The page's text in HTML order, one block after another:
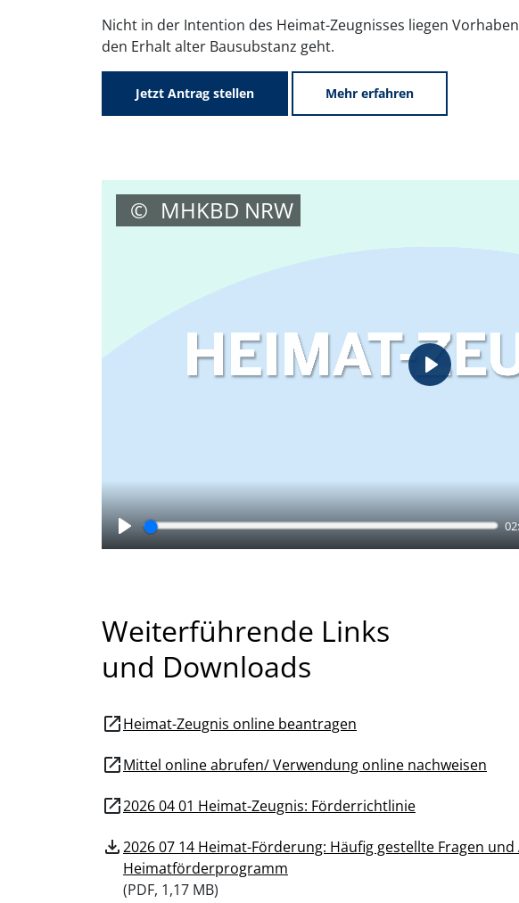
Nicht in der Intention des Heimat-Zeugnisses liegen
den Erhalt alter Bausubstanz geht.
Jetzt Antrag stellen Mehr erfahren
Wiedergabe
Wiedergabe
© MHKBD NRW
Weiterführende Links
und Downloads
open_in_newHeimat-Zeugnis online beantragen
open_in_newMittel online abrufen/ Verwendung online nachweisen
open_in_new2026 04 01 Heimat-Zeugnis: Förderrichtlinie
download2026 07 14 Heimat-Förderung: Häufig gestellte Fragen
Heimatförderprogramm
(PDF, 1,17 MB)